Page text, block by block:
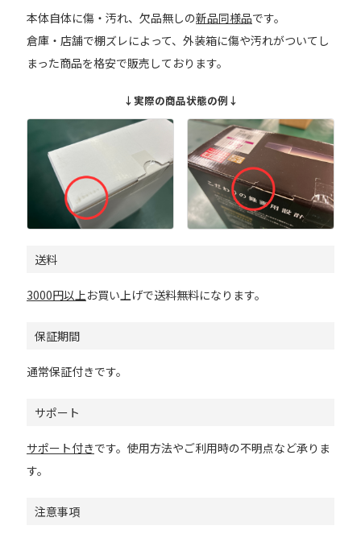
本体自体に傷・汚れ、欠品無しの新品同様品です。
倉庫・店舗で棚ズレによって、外装箱に傷や汚れがついてし
まった商品を格安で販売しております。
↓実際の商品状態の例↓
送料
3000円以上お買い上げで送料無料になります。
保証期間
通常保証付きです。
サポート
サポート付きです。使用方法やご利用時の不明点など承りま
す。
注意事項